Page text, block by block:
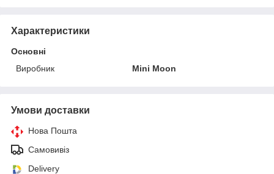
Характеристики
Основні
Виробник
Mini Moon
Умови доставки
Нова Пошта
Самовивіз
Delivery